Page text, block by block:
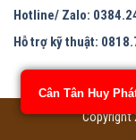
Cân Tân Huy
Hotline/ Zalo:
Hỗ trợ kỹ thuật: